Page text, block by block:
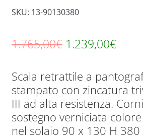
SKU: 13-90130380
1.765,00€ Il
originale
era:
1.765,00€.
1.239,00€Il
è:
Scala retrattile a
stampato con zincatura
III ad alta resistenza.
sostegno verniciata
nel solaio 90 x 130 H 380